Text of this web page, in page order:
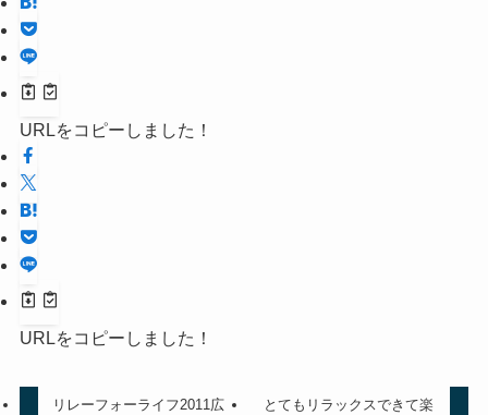
URLをコピーしました！
URLをコピーしました！
リレーフォーライフ2011広
とてもリラックスできて楽